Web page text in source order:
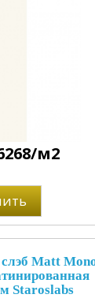
м2
Matt
Staroslabs